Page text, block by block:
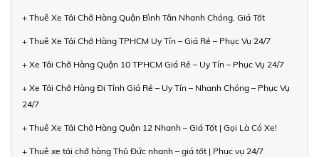
+ Thuê Xe Tải Chở Hàng Quận Bình Tân Nhanh Chóng, Giá Tốt
+ Thuê Xe Tải Chở Hàng TPHCM Uy Tín – Giá Rẻ – Phục Vụ 24/7
+ Xe Tải Chở Hàng Quận 10 TPHCM Giá Rẻ – Uy Tín – Phục Vụ 24/7
+ Xe Tải Chở Hàng Đi Tỉnh Giá Rẻ – Uy Tín – Nhanh Chóng – Phục Vụ
24/7
+ Thuê Xe Tải Chở Hàng Quận 12 Nhanh – Giá Tốt | Gọi Là Có Xe!
+ Thuê xe tải chở hàng Thủ Đức nhanh – giá tốt | Phục vụ 24/7